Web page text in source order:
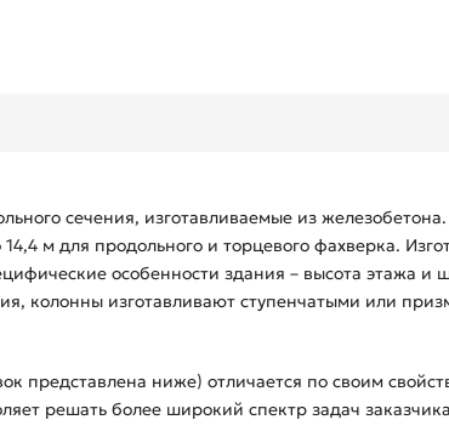
сечения, изготавливаемые из
м для продольного и торцевого фахверка.
особенности здания – высота этажа и
колонны изготавливают ступенчатыми или
представлена ниже) отличается по своим
решать более широкий спектр задач